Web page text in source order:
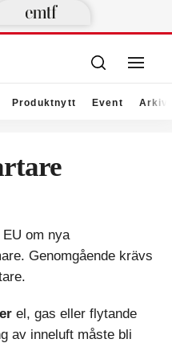
Produktnytt Event Arkiv
om nya
Genomgående krävs
el, gas eller flytande
av inneluft måste bli